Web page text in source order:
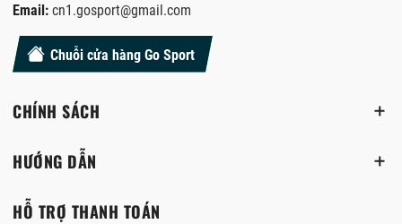
Email: cn1.gosport@gmail.com
Chuỗi cửa hàng Go Sport
CHÍNH SÁCH
HƯỚNG DẪN
HỖ TRỢ THANH TOÁN